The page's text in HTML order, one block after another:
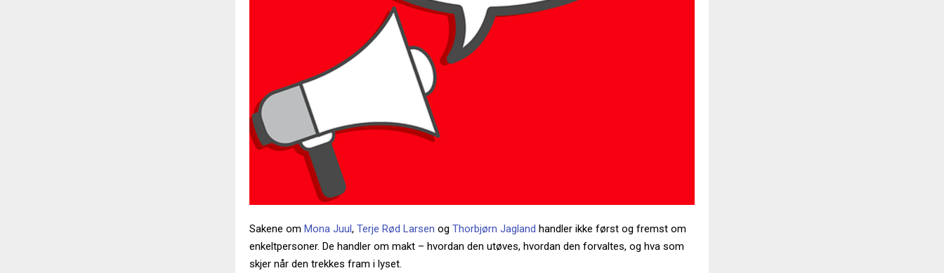
Sakene om Mona Juul, Terje Rød Larsen og Thorbjørn Jagland handler ikke først og fremst om
enkeltpersoner. De handler om makt – hvordan den utøves, hvordan den forvaltes, og hva som
skjer når den trekkes fram i lyset.